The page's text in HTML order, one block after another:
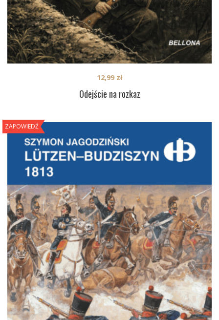
Odejście na rozkaz
12,99 zł
ZAPOWIEDŹ